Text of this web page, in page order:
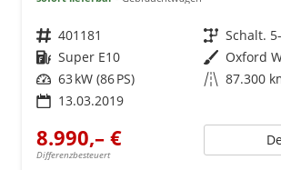
Fahrzeugnr. 401181 Getriebe Schalt.
Kraftstoff Super E10 Außenfarbe Oxford
Leistung 63 kW (86 PS) Kilometerstand 87.300
13.03.2019
8.990,– €
Differenzbesteuert